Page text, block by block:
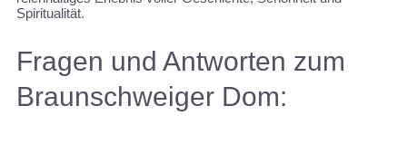
Spiritualität.
Fragen und Antworten zum
Braunschweiger Dom: